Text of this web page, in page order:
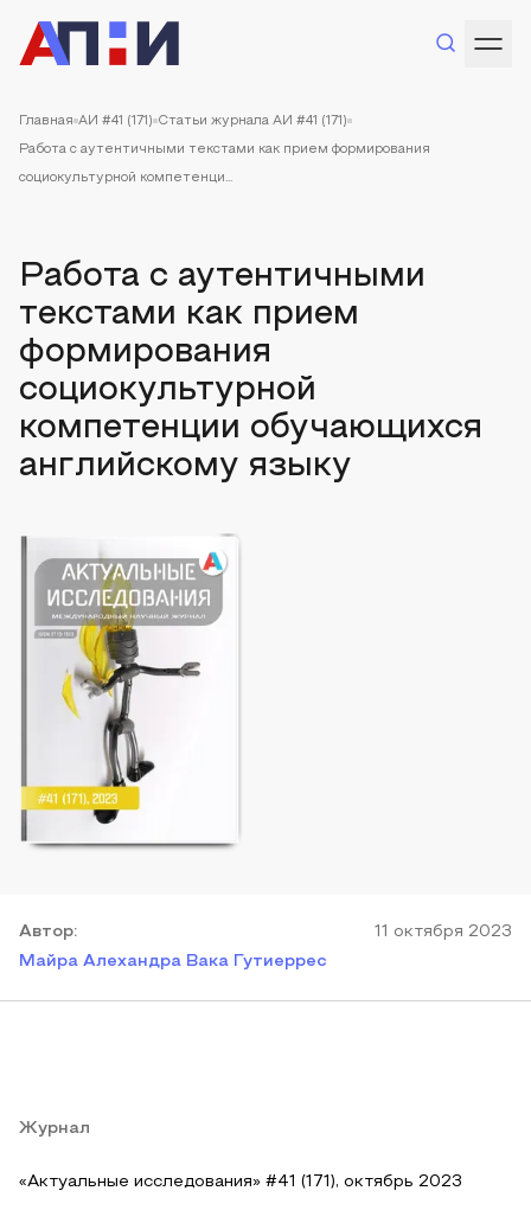
Главная АИ #41 (171) Статьи журнала АИ #41 (171)
Работа с аутентичными текстами как прием формирования
социокультурной компетенци...
Работа с аутентичными
текстами как прием
формирования
социокультурной
компетенции обучающихся
английскому языку
Автор:
Майра Алехандра Вака Гутиеррес
11 октября 2023
Журнал
«Актуальные исследования» #41 (171), октябрь 2023